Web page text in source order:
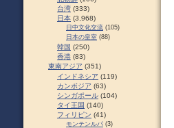
台湾 (333)
日本 (3,968)
日中文化交流 (105)
日本の皇室 (88)
韓国 (250)
香港 (83)
東南アジア (351)
インドネシア (119)
カンボジア (63)
シンガポール (104)
タイ王国 (140)
フィリピン (41)
モンテンルパ (3)